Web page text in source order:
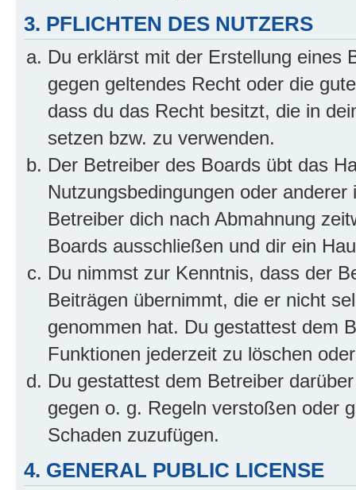
3. PFLICHTEN DES NUTZERS
Du erklärst mit der Erstellung eines
gegen geltendes Recht oder die
dass du das Recht besitzt, die in
setzen bzw. zu verwenden.
Der Betreiber des Boards übt das
Nutzungsbedingungen oder
Betreiber dich nach Abmahnung
Boards ausschließen und dir ein
Du nimmst zur Kenntnis, dass der
Beiträgen übernimmt, die er nicht
genommen hat. Du gestattest dem
Funktionen jederzeit zu löschen
Du gestattest dem Betreiber
gegen o. g. Regeln verstoßen oder
Schaden zuzufügen.
4. GENERAL PUBLIC LICENSE